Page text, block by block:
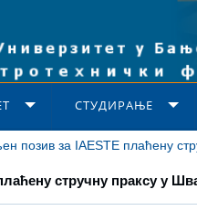
СТУДИРАЊЕ
позив за IAESTE плаћену
стручну праксу у